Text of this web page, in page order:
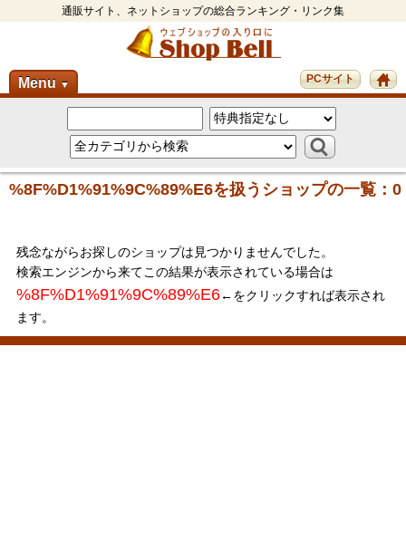
通販サイト、ネットショップの総合ランキング・リンク集
Menu ▼ PCサイト
%8F%D1%91%9C%89%E6を扱うショップの一覧：0
残念ながらお探しのショップは見つかりませんでした。
検索エンジンから来てこの結果が表示されている場合は
%8F%D1%91%9C%89%E6←をクリックすれば表示され
ます。